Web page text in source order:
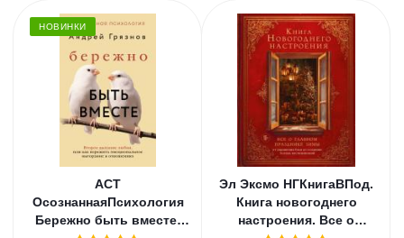
НОВИНКИ
АСТ
ОсознаннаяПсихология
Бережно быть вместе.
Эл Эксмо НГКнигаВПод.
Книга новогоднего
настроения. Все о